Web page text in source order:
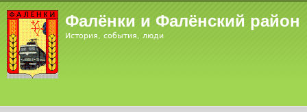
Фалёнки и Фалёнский район
История, события, люди